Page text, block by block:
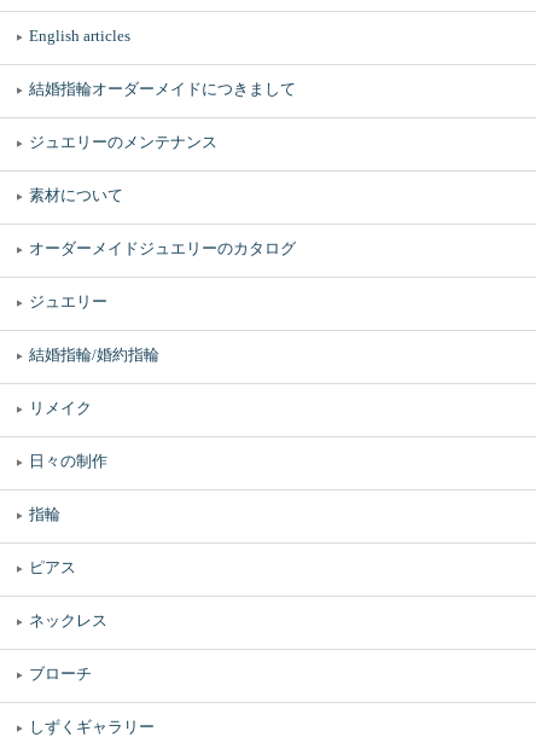
English articles
結婚指輪オーダーメイドにつきまして
ジュエリーのメンテナンス
素材について
オーダーメイドジュエリーのカタログ
ジュエリー
結婚指輪/婚約指輪
リメイク
日々の制作
指輪
ピアス
ネックレス
ブローチ
しずくギャラリー